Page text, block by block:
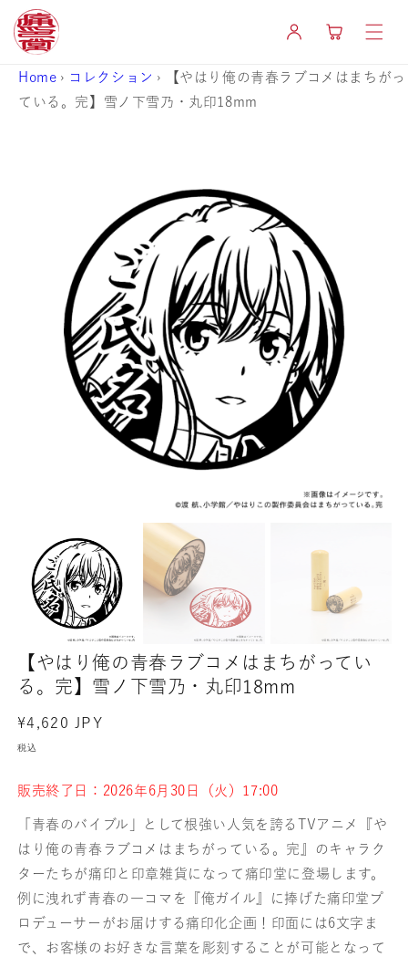
ンツに
進む
イ
ー
Home › コレクション ›
【やはり俺の青春ラブコメはまちがっ
ている。完】雪ノ下雪乃・丸印18mm
【やはり俺の青春ラブコメはまちがってい
る。完】雪ノ下雪乃・丸印18mm
通
常
格
¥4,620 JPY
税込
販売終了日：2026年6月30日（火）17:00
「青春のバイブル」として根強い人気を誇るTVアニメ『や
はり俺の青春ラブコメはまちがっている。完』のキャラク
ターたちが痛印と印章雑貨になって痛印堂に登場します。
例に洩れず青春の一コマを『俺ガイル』に捧げた痛印堂プ
ロデューサーがお届けする痛印化企画！印面には6文字ま
で、お客様のお好きな言葉を彫刻することが可能となって